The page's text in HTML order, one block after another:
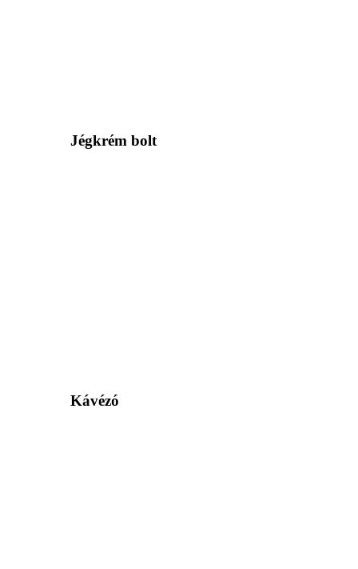
Jégkrém bolt
Kávézó